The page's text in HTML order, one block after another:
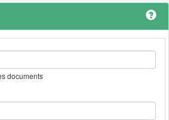
documents